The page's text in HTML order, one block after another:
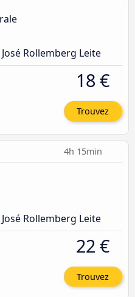
Rollemberg Leite
18 €
Trouvez
4h 15min
Rollemberg Leite
22 €
Trouvez